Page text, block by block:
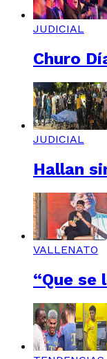
JUDICIAL
Churo
JUDICIAL
Hallan
VALLENATO
“Que se